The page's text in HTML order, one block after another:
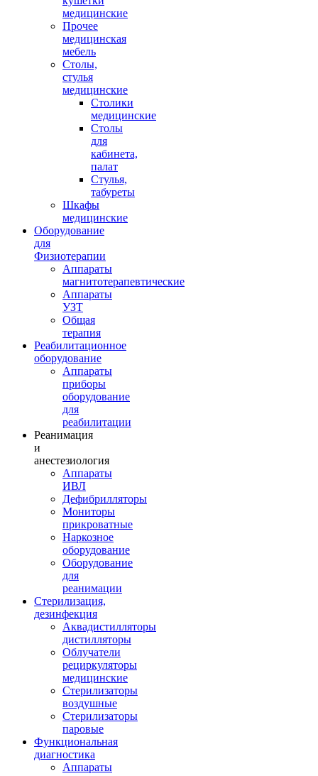
медицинские
Прочее
медицинская
мебель
Столы,
стулья
медицинские
Столики
медицинские
Столы
для
кабинета,
палат
Стулья,
табуреты
Шкафы
медицинские
Оборудование
для
Физиотерапии
Аппараты
магнитотерапевтические
Аппараты
УЗТ
Общая
терапия
Реабилитационное
оборудование
Аппараты
приборы
оборудование
для
реабилитации
Реанимация
и
анестезиология
Аппараты
ИВЛ
Дефибрилляторы
Мониторы
прикроватные
Наркозное
оборудование
Оборудование
для
реанимации
Стерилизация,
дезинфекция
Аквадистилляторы
дистилляторы
Облучатели
рециркуляторы
медицинские
Стерилизаторы
воздушные
Стерилизаторы
паровые
Функциональная
диагностика
Аппараты